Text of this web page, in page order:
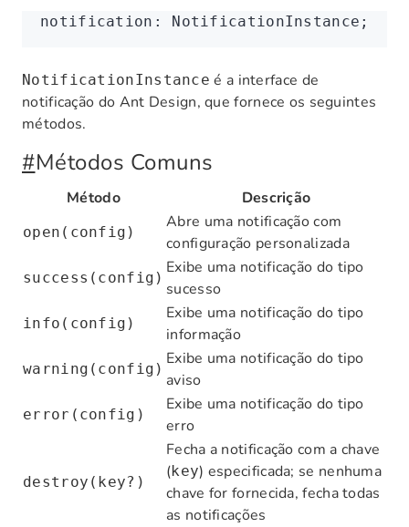
notification : NotificationInstance;
NotificationInstance é a interface de
notificação do Ant Design, que fornece os seguintes
métodos.
#Métodos Comuns
Método Descrição
open(config)
Abre uma notificação com
configuração personalizada
success(config)
Exibe uma notificação do tipo
sucesso
info(config)
Exibe uma notificação do tipo
informação
warning(config)
Exibe uma notificação do tipo
aviso
error(config)
Exibe uma notificação do tipo
erro
destroy(key?)
Fecha a notificação com a chave
(key) especificada; se nenhuma
chave for fornecida, fecha todas
as notificações